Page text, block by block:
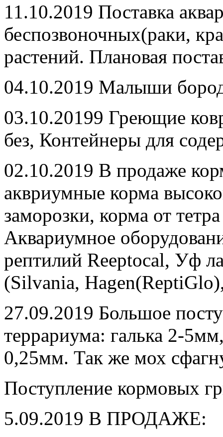
11.10.2019 Поставка
беспозвоночных(раки,
растений. Плановая
04.10.2019 Малыши
03.10.20199 Греющие
без, Контейнеры для
02.10.2019 В продаже
аквриумные корма
заморозки, корма от
Аквариумное
рептилий Reeptocal, Уф
(Silvania,
27.09.2019 Большое
террариума: галька 2-
0,25мм. Так же мох
Поступление кормовых
5.09.2019 В ПРОДАЖЕ: